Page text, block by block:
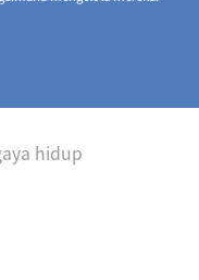
hidup